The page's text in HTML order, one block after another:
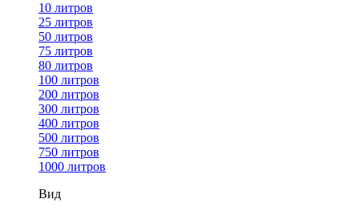
10 литров
25 литров
50 литров
75 литров
80 литров
100 литров
200 литров
300 литров
400 литров
500 литров
750 литров
1000 литров
Вид